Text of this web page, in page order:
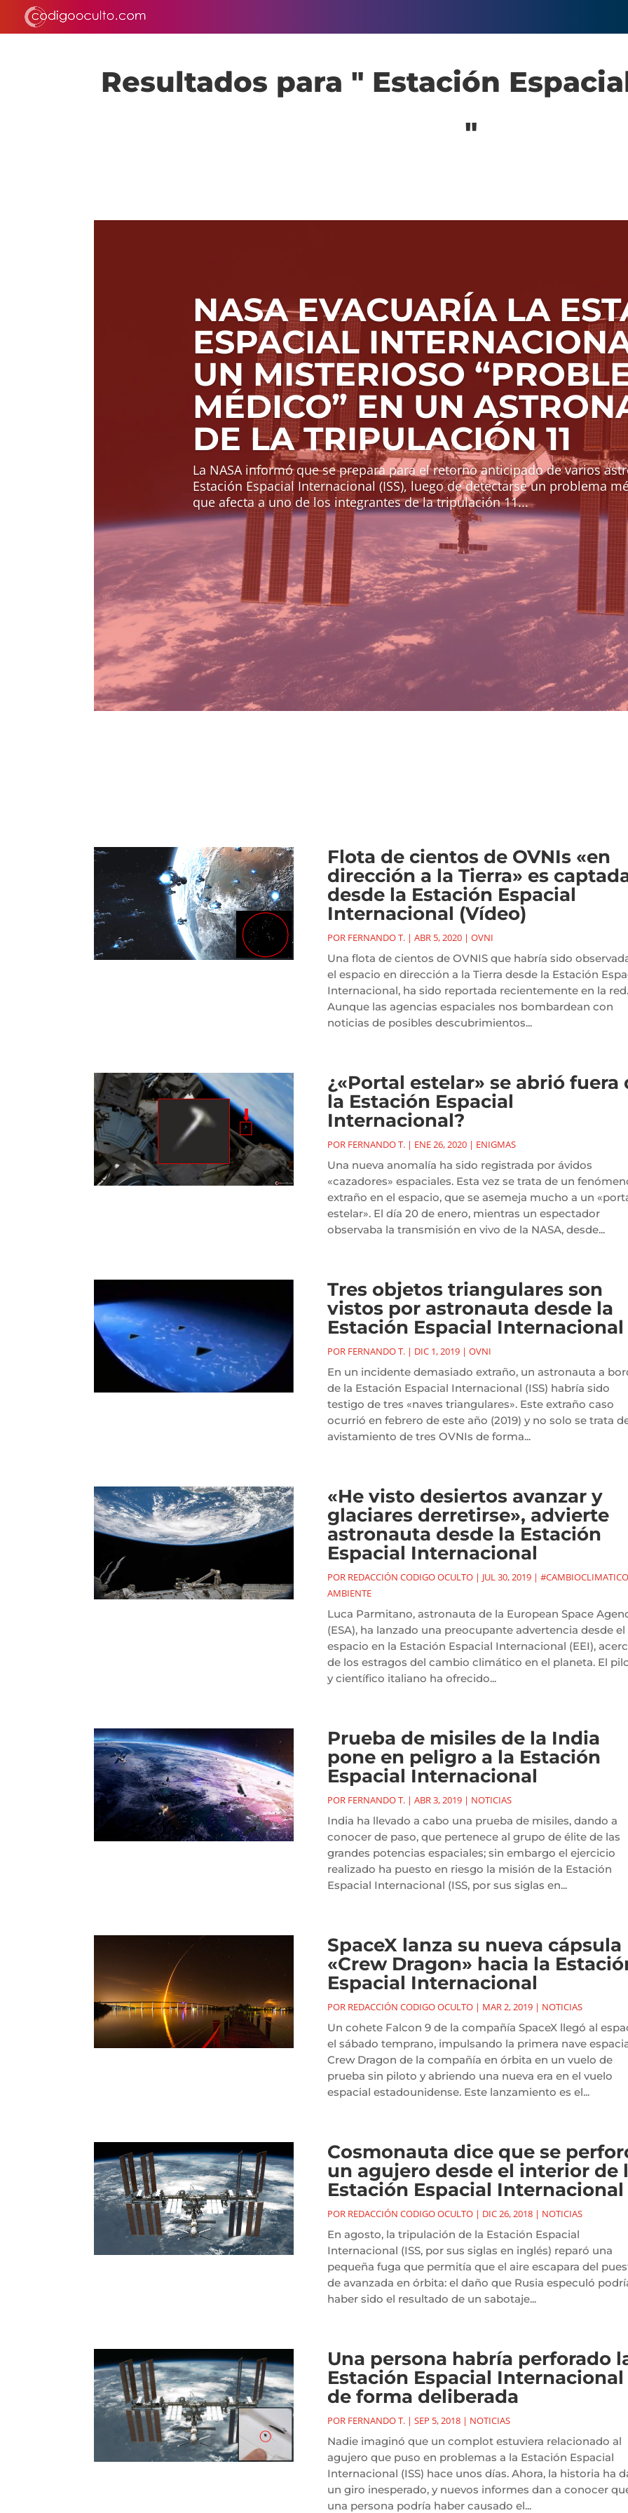
Resultados para " Estación
"
NASA EVACUARÍA LA
ESPACIAL
UN MISTERIOSO
MÉDICO” EN UN
DE LA TRIPULACIÓN 11
La NASA informó que se prepara para el retorno anticipado de varios
Estación Espacial Internacional (ISS), luego de detectarse un problema
que afecta a uno de los integrantes de la tripulación 11...
Flota de cientos de OVNIs «en
dirección a la Tierra» es
desde la Estación Espacial
Internacional (Vídeo)
POR FERNANDO T.| ABR 5, 2020| OVNI
Una flota de cientos de OVNIS que habría sido
el espacio en dirección a la Tierra desde la Estación
Internacional, ha sido reportada recientemente en la red.
Aunque las agencias espaciales nos bombardean con
noticias de posibles descubrimientos...
¿«Portal estelar» se abrió fuera
la Estación Espacial
Internacional?
POR FERNANDO T.| ENE 26, 2020| ENIGMAS
Una nueva anomalía ha sido registrada por ávidos
«cazadores» espaciales. Esta vez se trata de un
extraño en el espacio, que se asemeja mucho a un
estelar». El día 20 de enero, mientras un espectador
observaba la transmisión en vivo de la NASA, desde...
Tres objetos triangulares son
vistos por astronauta desde la
Estación Espacial Internacional
POR FERNANDO T.| DIC 1, 2019| OVNI
En un incidente demasiado extraño, un astronauta a
de la Estación Espacial Internacional (ISS) habría sido
testigo de tres «naves triangulares». Este extraño caso
ocurrió en febrero de este año (2019) y no solo se trata
avistamiento de tres OVNIs de forma...
«He visto desiertos avanzar y
glaciares derretirse», advierte
astronauta desde la Estación
Espacial Internacional
POR REDACCIÓN CODIGO OCULTO| JUL 30, 2019| #CAMBIOCLIMATICO
AMBIENTE
Luca Parmitano, astronauta de la European Space
(ESA), ha lanzado una preocupante advertencia desde el
espacio en la Estación Espacial Internacional (EEI),
de los estragos del cambio climático en el planeta. El
y científico italiano ha ofrecido...
Prueba de misiles de la India
pone en peligro a la Estación
Espacial Internacional
POR FERNANDO T.| ABR 3, 2019| NOTICIAS
India ha llevado a cabo una prueba de misiles, dando a
conocer de paso, que pertenece al grupo de élite de las
grandes potencias espaciales; sin embargo el ejercicio
realizado ha puesto en riesgo la misión de la Estación
Espacial Internacional (ISS, por sus siglas en...
SpaceX lanza su nueva cápsula
«Crew Dragon» hacia la
Espacial Internacional
POR REDACCIÓN CODIGO OCULTO| MAR 2, 2019| NOTICIAS
Un cohete Falcon 9 de la compañía SpaceX llegó al
el sábado temprano, impulsando la primera nave
Crew Dragon de la compañía en órbita en un vuelo de
prueba sin piloto y abriendo una nueva era en el vuelo
espacial estadounidense. Este lanzamiento es el...
Cosmonauta dice que se
un agujero desde el interior de
Estación Espacial Internacional
POR REDACCIÓN CODIGO OCULTO| DIC 26, 2018| NOTICIAS
En agosto, la tripulación de la Estación Espacial
Internacional (ISS, por sus siglas en inglés) reparó una
pequeña fuga que permitía que el aire escapara del
de avanzada en órbita: el daño que Rusia especuló
haber sido el resultado de un sabotaje...
Una persona habría perforado
Estación Espacial Internacional
de forma deliberada
POR FERNANDO T.| SEP 5, 2018| NOTICIAS
Nadie imaginó que un complot estuviera relacionado al
agujero que puso en problemas a la Estación Espacial
Internacional (ISS) hace unos días. Ahora, la historia ha
un giro inesperado, y nuevos informes dan a conocer
una persona podría haber causado el...